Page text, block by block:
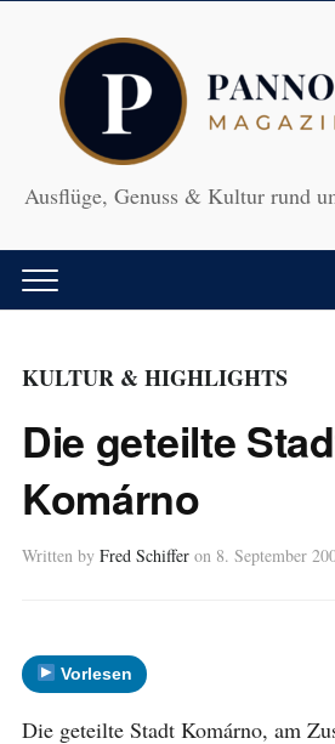
Ausflüge, Genuss & Kultur rund
KULTUR & HIGHLIGHTS
Die geteilte
Komárno
Written by Fred Schiffer on 8. September
Vorlesen
Die geteilte Stadt Komárno, am